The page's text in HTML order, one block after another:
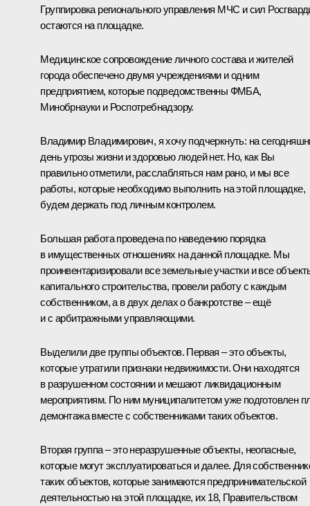
Группировка регионального управления МЧС и сил
остаются на площадке.
Медицинское сопровождение личного состава и жителей
города обеспечено двумя учреждениями и одним
предприятием, которые подведомственны ФМБА,
Минобрнауки и Роспотребнадзору.
Владимир Владимирович, я хочу подчеркнуть: на
день угрозы жизни и здоровью людей нет. Но, как Вы
правильно отметили, расслабляться нам рано, и мы все
работы, которые необходимо выполнить на этой площадке,
будем держать под личным контролем.
Большая работа проведена по наведению порядка
в имущественных отношениях на данной площадке. Мы
проинвентаризировали все земельные участки и все
капитального строительства, провели работу с каждым
собственником, а в двух делах о банкротстве – ещё
и с арбитражными управляющими.
Выделили две группы объектов. Первая – это объекты,
которые утратили признаки недвижимости. Они находятся
в разрушенном состоянии и мешают ликвидационным
мероприятиям. По ним муниципалитетом уже подготовлен
демонтажа вместе с собственниками таких объектов.
Вторая группа – это неразрушенные объекты, неопасные,
которые могут эксплуатироваться и далее. Для
таких объектов, которые занимаются предпринимательской
деятельностью на этой площадке, их 18, Правительством